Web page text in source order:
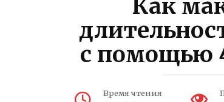
Как
с помощью
Время чтения